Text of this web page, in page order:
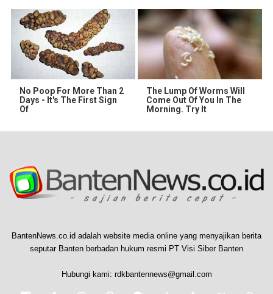
No Poop For More Than 2
Days - It's The First Sign
Of
The Lump Of Worms Will
Come Out Of You In The
Morning. Try It
BantenNews.co.id adalah website media online yang menyajikan berita
seputar Banten berbadan hukum resmi PT Visi Siber Banten
Hubungi kami: rdkbantennews@gmail.com